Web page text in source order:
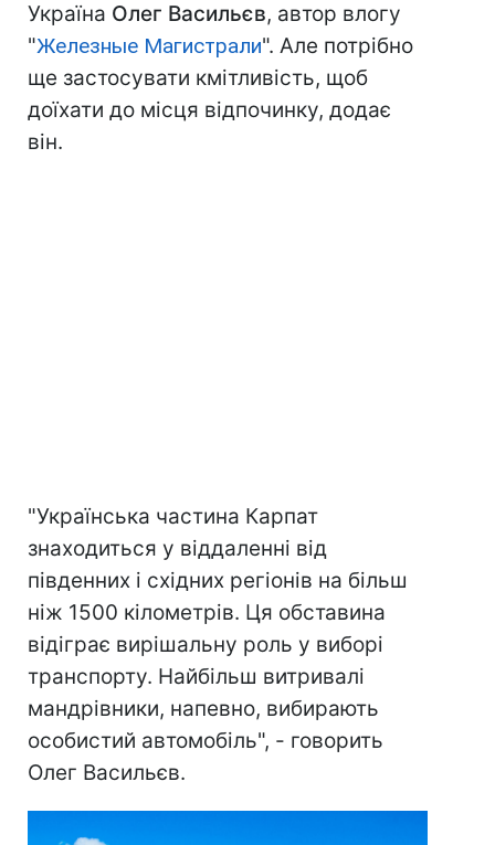
Україна Олег Васильєв, автор влогу
"Железные Магистрали". Але потрібно
ще застосувати кмітливість, щоб
доїхати до місця відпочинку, додає
він.
"Українська частина Карпат
знаходиться у віддаленні від
південних і східних регіонів на більш
ніж 1500 кілометрів. Ця обставина
відіграє вирішальну роль у виборі
транспорту. Найбільш витривалі
мандрівники, напевно, вибирають
особистий автомобіль", - говорить
Олег Васильєв.